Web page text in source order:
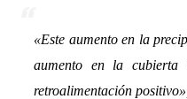
«Este aumento en la
aumento en la cubierta
retroalimentación positivo